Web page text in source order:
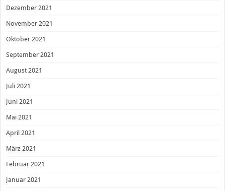
Dezember 2021
November 2021
Oktober 2021
September 2021
August 2021
Juli 2021
Juni 2021
Mai 2021
April 2021
März 2021
Februar 2021
Januar 2021